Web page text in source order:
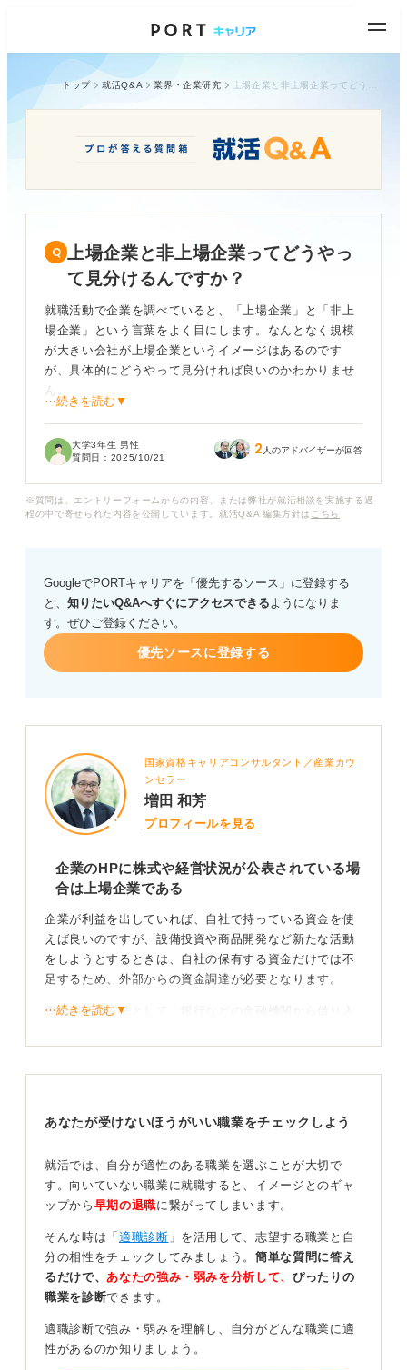
トップ 就活Q&A 業界・企業研究
上場企業と非上場企業ってどうやっ
て見分けるんですか？
就職活動で企業を調べていると、「上場企業」と「非上
場企業」という言葉をよく目にします。なんとなく規模
が大きい会社が上場企業というイメージはあるのです
が、具体的にどうやって見分ければ良いのかわかりませ
ん。
うかが明確に書いていない場合もあり、判断に困ってい
上場企業と非上場企業を確実に見分ける方法や、それぞ
⋯続きを読む▼
大学3年生 男性
質問日： 2025/10/21 2 人のアドバイザーが回答
※質問は、エントリーフォームからの内容、または弊社が就活相談を実施する過
程の中で寄せられた内容を公開しています。就活Q&A 編集方針は こちら
GoogleでPORTキャリアを「優先するソース」に登録する
と、 知りたいQ&Aへすぐにアクセスできるようになりま
す。ぜひご登録ください。
優先ソースに登録する
国家資格キャリアコンサルタント／産業カウ
ンセラー
増田 和芳
プロフィールを見る
企業のHPに株式や経営状況が公表されている場
合は上場企業である
企業が利益を出していれば、自社で持っている資金を使
えば良いのですが、設備投資や商品開発など新たな活動
をしようとするときは、自社の保有する資金だけでは不
足するため、外部からの資金調達が必要となります。
資金調達の方法として、銀行などの金融機関から借り入
達する方法があります。
いない企業が非上場企業です。上場企業は、企業のHPで
うにしています。
上場しているかだけで判断しない！ 企業の価値観が
上場で市場から信用を得る可能性が高くなりますが、業
績が悪いときには、かえって信用が低くなってしまうリ
スクもあるのです。株主からの追及も厳しくなります。
一方、非上場企業は、業績が悪くてもその状況が公開さ
れないため、外部の人たちから非難されることなく、自
⋯続きを読む▼
あなたが受けないほうがいい職業をチェックしよう
就活では、自分が適性のある職業を選ぶことが大切で
す。向いていない職業に就職すると、イメージとのギャ
ップから 早期の退職に繋がってしまいます。
そんな時は「 適職診断 」を活用して、志望する職業と自
分の相性をチェックしてみましょう。簡単な質問に答え
るだけで、 あなたの強み・弱みを分析して、 ぴったりの
職業を診断できます。
適職診断で強み・弱みを理解し、自分がどんな職業に適
性があるのか知りましょう。